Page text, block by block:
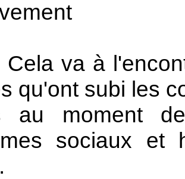
va à
qu'ont subi les
au moment
sociaux et